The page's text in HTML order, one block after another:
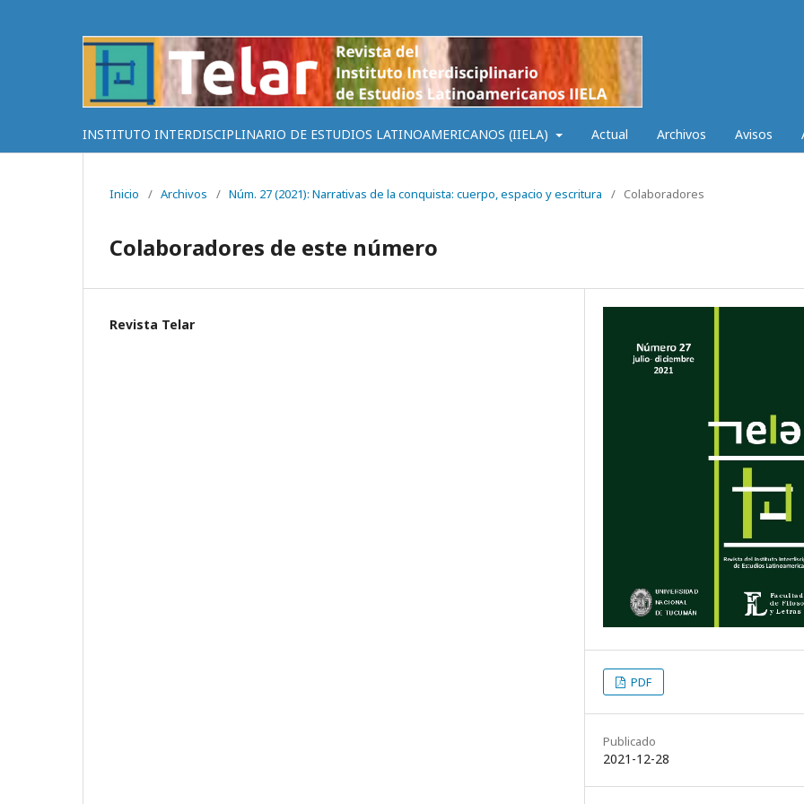
INSTITUTO INTERDISCIPLINARIO DE ESTUDIOS LATINOAMERICANOS (IIELA) Actual Archivos Avisos
Inicio / Archivos / Núm. 27 (2021): Narrativas de la conquista: cuerpo, espacio y escritura / Colaboradores
Colaboradores de este número
Revista Telar
PDF
Publicado
2021-12-28